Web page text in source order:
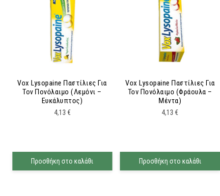
Vox Lysopaine Παστίλιες Για
Τον Πονόλαιμο (Λεμόνι –
Ευκάλυπτος)
4,13 €
Προσθήκη στο καλάθι
Vox Lysopaine Παστίλιες Για
Τον Πονόλαιμο (Φράουλα –
Μέντα)
4,13€
Προσθήκη στο καλάθι